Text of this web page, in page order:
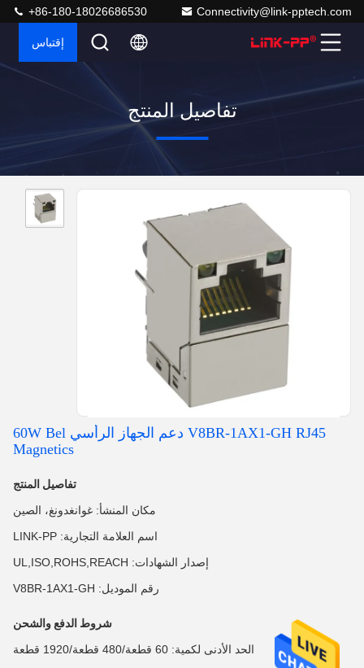
Connectivity@link-pptech.com
+86-180-18026686530
إقتباس
تفاصيل المنتج
V8BR-1AX1-GH RJ45 دعم الجهاز الرأسي 60W Bel
Magnetics
تفاصيل المنتج
مكان المنشأ: غوانغدونغ، الصين
اسم العلامة التجارية: LINK-PP
إصدار الشهادات: UL,ISO,ROHS,REACH
رقم الموديل: V8BR-1AX1-GH
شروط الدفع والشحن
الحد الأدنى لكمية: 60 قطعة/480 قطعة/1920 قطعة